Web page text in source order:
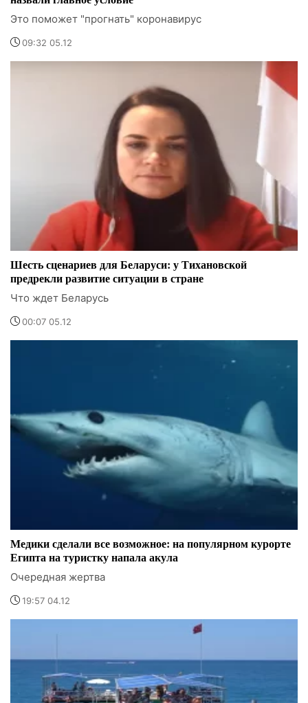
Это поможет "прогнать" коронавирус
09:32 05.12
Шесть сценариев для Беларуси: у Тихановской
предрекли развитие ситуации в стране
Что ждет Беларусь
00:07 05.12
Медики сделали все возможное: на популярном курорте
Египта на туристку напала акула
Очередная жертва
19:57 04.12